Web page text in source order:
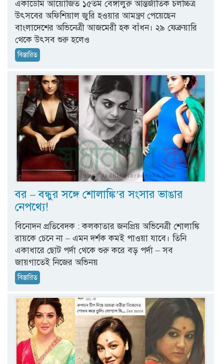
একাডেমি আয়োজিত ১৫তম বেঙ্গালুরু আন্তর্জাতিক চলচ্চিত্র
উৎসবের অফিশিয়াল জুরি হওয়ার আমন্ত্রণ পেয়েছেন
বাংলাদেশের অভিনেত্রী আজমেরী হক বাঁধন। ২৯ ফেব্রুয়ারি
থেকে উৎসব শুরু হলেও
বিস্তারিত
বর – বন্ধুর সঙ্গে শোলাঙ্কি’র সংসার ভাঙার
নেপথ্যে!
বিনোদন প্রতিবেদক : কলকাতার জনপ্রিয় অভিনেত্রী শোলাঙ্কি
রায়কে চেনে না – এমন দর্শক কমই পাওয়া যাবে। তিনি
একাধারে ছোট পর্দা থেকে শুরু করে বড় পর্দা – সব
জায়গাতেই নিজের অভিনয়
বিস্তারিত